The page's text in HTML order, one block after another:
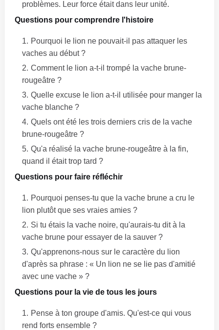
problèmes. Leur force était dans leur unité.
Questions pour comprendre l'histoire
Pourquoi le lion ne pouvait-il pas attaquer les
vaches au début ?
Comment le lion a-t-il trompé la vache brune-
rougeâtre ?
Quelle excuse le lion a-t-il utilisée pour manger la
vache blanche ?
Quels ont été les trois derniers cris de la vache
brune-rougeâtre ?
Qu'a réalisé la vache brune-rougeâtre à la fin,
quand il était trop tard ?
Questions pour faire réfléchir
Pourquoi penses-tu que la vache brune a cru le
lion plutôt que ses vraies amies ?
Si tu étais la vache noire, qu'aurais-tu dit à la
vache brune pour essayer de la sauver ?
Qu'apprenons-nous sur le caractère du lion
d'après sa phrase : « Un lion ne se lie pas d'amitié
avec une vache » ?
Questions pour la vie de tous les jours
Pense à ton groupe d'amis. Qu'est-ce qui vous
rend forts ensemble ?